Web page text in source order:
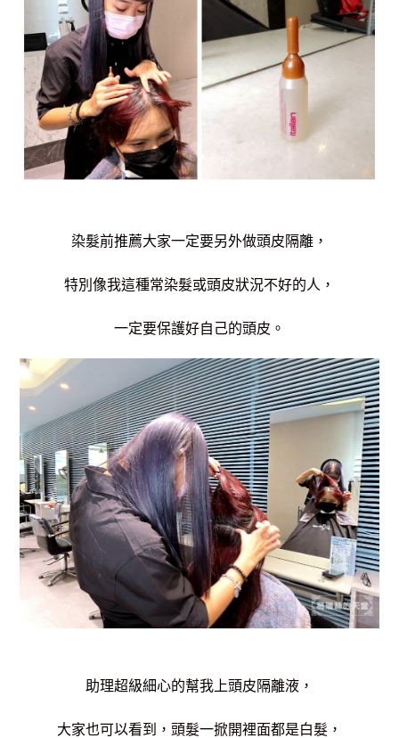
染髮前推薦大家一定要另外做頭皮隔離，
特別像我這種常染髮或頭皮狀況不好的人，
一定要保護好自己的頭皮。
助理超級細心的幫我上頭皮隔離液，
大家也可以看到，頭髮一掀開裡面都是白髮，